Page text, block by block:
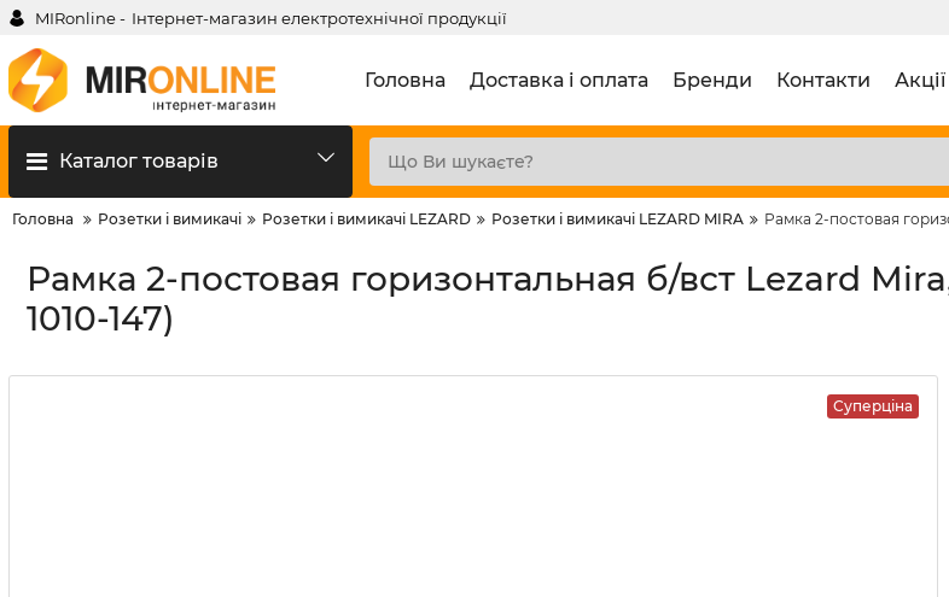
MIRonline - Інтернет-магазин електротехнічної продукції
Головна Доставка і оплата Бренди Контакти Акції
Каталог товарів
Головна Розетки і вимикачі Розетки і вимикачі LEZARD Розетки і вимикачі LEZARD MIRA Рамка 2-постовая
Рамка 2-постовая горизонтальная б/вст Lezard
1010-147)
Суперціна